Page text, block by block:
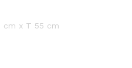
cm x T 55 cm